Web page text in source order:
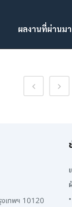
ผลงานที่ผ่านมา
งเทพฯ 10120
•